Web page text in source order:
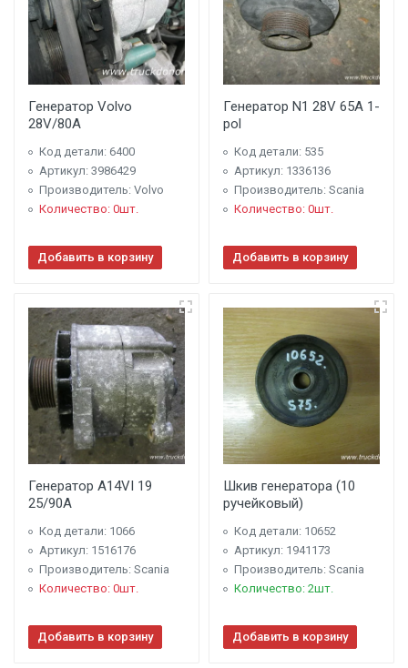
Генератор Volvo
28V/80A
Код детали: 6400
Артикул: 3986429
Производитель: Volvo
Количество: 0шт.
Добавить в корзину
Генератор N1 28V 65A 1-
pol
Код детали: 535
Артикул: 1336136
Производитель: Scania
Количество: 0шт.
Добавить в корзину
Генератор A14VI 19
25/90A
Код детали: 1066
Артикул: 1516176
Производитель: Scania
Количество: 0шт.
Добавить в корзину
Шкив генератора (10
ручейковый)
Код детали: 10652
Артикул: 1941173
Производитель: Scania
Количество: 2шт.
Добавить в корзину